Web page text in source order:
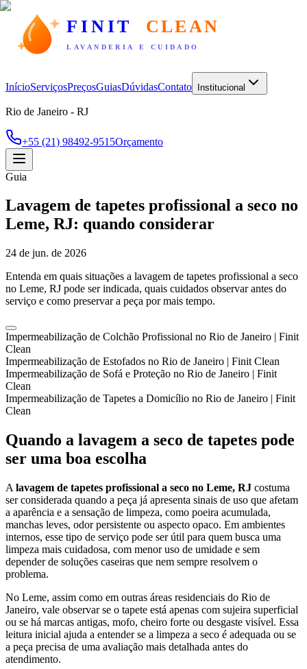
FINIT CLEAN
LAVANDERIA E CUIDADO
InícioServiçosPreçosGuiasDúvidasContato Institucional
Rio de Janeiro - RJ
+55 (21) 98492-9515Orçamento
Guia
Lavagem de tapetes profissional a seco no
Leme, RJ: quando considerar
24 de jun. de 2026
Entenda em quais situações a lavagem de tapetes profissional a seco
no Leme, RJ pode ser indicada, quais cuidados observar antes do
serviço e como preservar a peça por mais tempo.
Impermeabilização de Colchão Profissional no Rio de Janeiro | Finit
Clean
Impermeabilização de Estofados no Rio de Janeiro | Finit Clean
Impermeabilização de Sofá e Proteção no Rio de Janeiro | Finit
Clean
Impermeabilização de Tapetes a Domicílio no Rio de Janeiro | Finit
Clean
Quando a lavagem a seco de tapetes pode
ser uma boa escolha
A lavagem de tapetes profissional a seco no Leme, RJ costuma
ser considerada quando a peça já apresenta sinais de uso que afetam
a aparência e a sensação de limpeza, como poeira acumulada,
manchas leves, odor persistente ou aspecto opaco. Em ambientes
internos, esse tipo de serviço pode ser útil para quem busca uma
limpeza mais cuidadosa, com menor uso de umidade e sem
depender de soluções caseiras que nem sempre resolvem o
problema.
No Leme, assim como em outras áreas residenciais do Rio de
Janeiro, vale observar se o tapete está apenas com sujeira superficial
ou se há marcas antigas, mofo, cheiro forte ou desgaste visível. Essa
leitura inicial ajuda a entender se a limpeza a seco é adequada ou se
a peça precisa de uma avaliação mais detalhada antes do
atendimento.